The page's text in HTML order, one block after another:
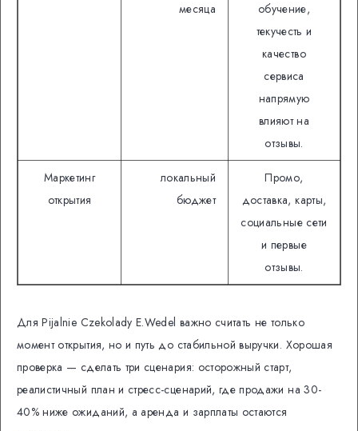
месяца
обучение,
текучесть и
качество
сервиса
напрямую
влияют на
отзывы.
Маркетинг
открытия
локальный
бюджет
Промо,
доставка, карты,
социальные сети
и первые
отзывы.
Для Pijalnie Czekolady E.Wedel важно считать не только
момент открытия, но и путь до стабильной выручки. Хорошая
проверка — сделать три сценария: осторожный старт,
реалистичный план и стресс-сценарий, где продажи на 30-
40% ниже ожиданий, а аренда и зарплаты остаются